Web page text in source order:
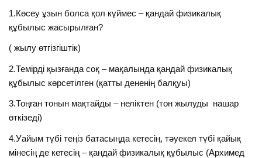
1.Көсеу ұзын болса қол күймес – қандай физикалық
құбылыс жасырылған?
( жылу өтгізгіштік)
2.Темірді қызғанда соқ – мақалында қандай физикалық
құбылыс көрсетілген (қатты дененің балқуы)
3.Тоңған тонын мақтайды – неліктен (тон жылуды нашар
өткізеді)
4.Уайым түбі теңіз батасыңда кетесің, тәуекел түбі қайық
мінесің де кетесің – қандай физикалық құбылыс (Архимед